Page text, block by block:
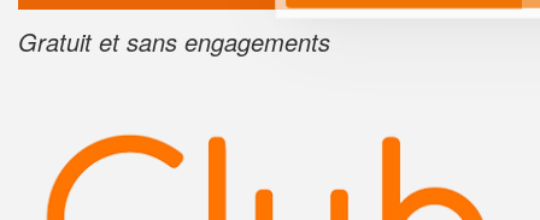
Gratuit et sans engagements